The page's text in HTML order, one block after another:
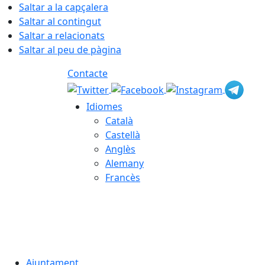
Saltar a la capçalera
Saltar al contingut
Saltar a relacionats
Saltar al peu de pàgina
Contacte
Idiomes
Català
Castellà
Anglès
Alemany
Francès